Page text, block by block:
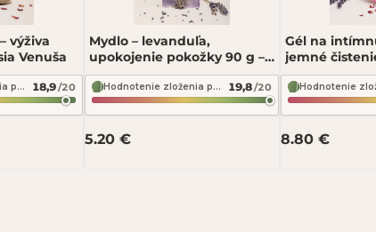
po schválení.
výživa
Venuša
Hodnotenie zloženia podľa INCI Beauty 18,9/20
Mydlo – levanduľa,
upokojenie pokožky 90 g –
Fressia
Hodnotenie zloženia podľa INCI Beauty 19,8/20
5.20 €
Gél na
jemné
g – Fressia
8.80 €